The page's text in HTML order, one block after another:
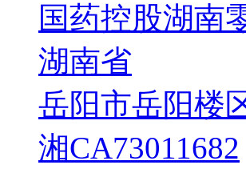
国药控股湖南
湖南省
岳阳市岳阳楼
湘CA73011682